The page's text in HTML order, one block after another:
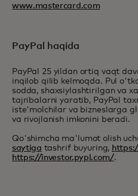
www.mastercard.com
PayPal haqida
PayPal 25 yildan ortiq vaqt
inqilob qilib kelmoqda. Pul
sodda, shaxsiylashtirilgan va
tajribalarni yaratib, PayPal
iste'molchilar va bizneslarga
va rivojlanish imkonini beradi.
Qo'shimcha ma'lumot olish
saytiga tashrif buyuring,
https://investor.pypl.com/.